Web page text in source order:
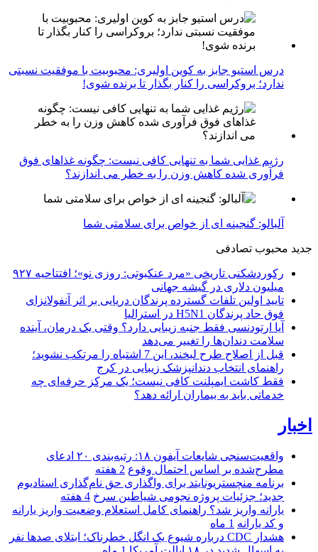
درس استیو جابز به کوین اولیری: محبوبیت با موفقیت نسبتی
ندارد؛ بروکراسی را کنار بگذار تا برنده شوی!
رژیم غذایی شما به تنهایی کافی نیست: چگونه غذاهای فوق
فرآوری شده کاهش وزن را به خطر می اندازند؟
آلبالو: گنجینه ای از خواص برای سلامتی شما
جدید محبوب تصادفی
رکوردشکنی تاریخی «مرد عنکبوتی: روزی نو»؛ افتتاحیه ۹۲۷
میلیون دلاری در گیشه جهانی
تایید اولین تلفات گسترده پرندگان دریایی بر اثر آنفولانزای
فوق حاد پرندگان H5N1 در استرالیا
آیا ارتودنسی فقط جنبه زیبایی دارد؟ وقتی یک درمان، آینده
سلامت دندان‌ها را تغییر می‌دهد
قبل از اصلاح طرح لبخند، این 7 اشتباه را مرتکب نشوید؛
راهنمای انتخاب دندانپزشک زیبایی در کرج
فقط کاشت ایمپلنت کافی نیست؛ یک مرکز حرفه‌ای چه
خدماتی باید به بیماران ارائه دهد؟
اخبار
واقعیت‌سنجی شایعات آیفون ۱۸: رتبه‌بندی ۲۰ ادعای
مطرح‌شده بر اساس احتمال وقوع 2 هفته
برنامه منچستریونایتد برای واگذاری حق نام‌گذاری استادیوم
جدید؛ جزئیات پروژه نجومی شیاطین سرخ 4 هفته
یارانه واریز شد؟ راهنمای کامل استعلام وضعیت واریز یارانه
و کد یارانه 1 ماه
هشدار CDC درباره شیوع یک انگل خطرناک؛ ابتلای صدها نفر